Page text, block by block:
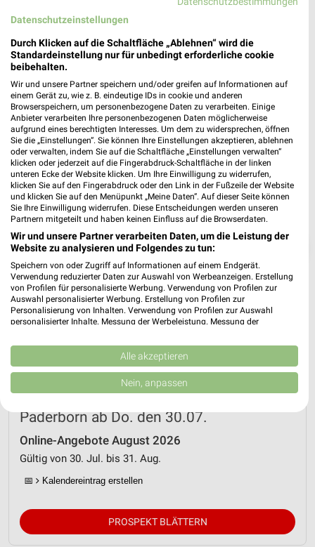
Jetzt alle "Urlaub & Reisen" Themen entdecken!
Paderborn ab Do. den 30.07.
Online-Angebote August 2026
Gültig von 30. Jul. bis 31. Aug.
📅 Kalendereintrag erstellen
PROSPEKT BLÄTTERN
Datenschutzeinstellungen
Durch Klicken auf die Schaltfläche „Ablehnen“ wird die
Standardeinstellung nur für unbedingt erforderliche cookie
beibehalten.
Wir und unsere Partner speichern und/oder greifen auf Informationen auf
einem Gerät zu, wie z. B. eindeutige IDs in cookie und anderen
Browserspeichern, um personenbezogene Daten zu verarbeiten. Einige
Anbieter verarbeiten Ihre personenbezogenen Daten möglicherweise
aufgrund eines berechtigten Interesses. Um dem zu widersprechen, öffnen
Sie die „Einstellungen“. Sie können Ihre Einstellungen akzeptieren, ablehnen
oder verwalten, indem Sie auf die Schaltfläche „Einstellungen verwalten“
klicken oder jederzeit auf die Fingerabdruck-Schaltfläche in der linken
unteren Ecke der Website klicken. Um Ihre Einwilligung zu widerrufen,
klicken Sie auf den Fingerabdruck oder den Link in der Fußzeile der Website
und klicken Sie auf den Menüpunkt „Meine Daten“. Auf dieser Seite können
Sie Ihre Einwilligung widerrufen. Diese Entscheidungen werden unseren
Partnern mitgeteilt und haben keinen Einfluss auf die Browserdaten.
Wir und unsere Partner verarbeiten Daten, um die Leistung der
Website zu analysieren und Folgendes zu tun:
Speichern von oder Zugriff auf Informationen auf einem Endgerät.
Verwendung reduzierter Daten zur Auswahl von Werbeanzeigen. Erstellung
von Profilen für personalisierte Werbung. Verwendung von Profilen zur
Auswahl personalisierter Werbung. Erstellung von Profilen zur
Personalisierung von Inhalten. Verwendung von Profilen zur Auswahl
personalisierter Inhalte. Messung der Werbeleistung. Messung der
Kombinationen von Daten aus verschiedenen Quellen. Entwicklung und
Verbesserung der Angebote. Verwendung reduzierter Daten zur Auswahl
von Inhalten.
Daten können außerhalb der Europäischen Union weitergegeben und in die
USA gesendet werden.
Website/App.
Partnerliste anzeigen (1 IAB-Anbieter)
Wir nutzen Ihre Daten für folgende Zwecke:
Verwendung reduzierter Daten zur Auswahl von
Alle akzeptieren
Nein, anpassen